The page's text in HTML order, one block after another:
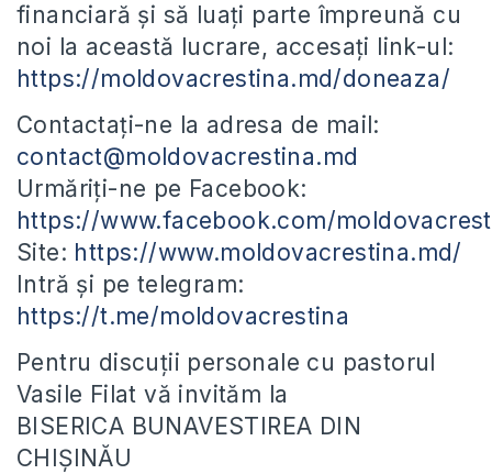
financiară și să luați parte împreună cu
noi la această lucrare, accesați link-ul:
https://moldovacrestina.md/doneaza/
Contactați-ne la adresa de mail:
contact@moldovacrestina.md
Urmăriți-ne pe Facebook:
https://www.facebook.com/
Site: https://www.moldovacrestina.md/
Intră și pe telegram:
https://t.me/moldovacrestina
Pentru discuții personale cu pastorul
Vasile Filat vă invităm la
BISERICA BUNAVESTIREA DIN
CHIȘINĂU